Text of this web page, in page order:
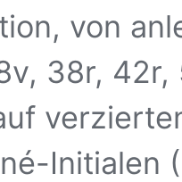
von
38r,
Initialen